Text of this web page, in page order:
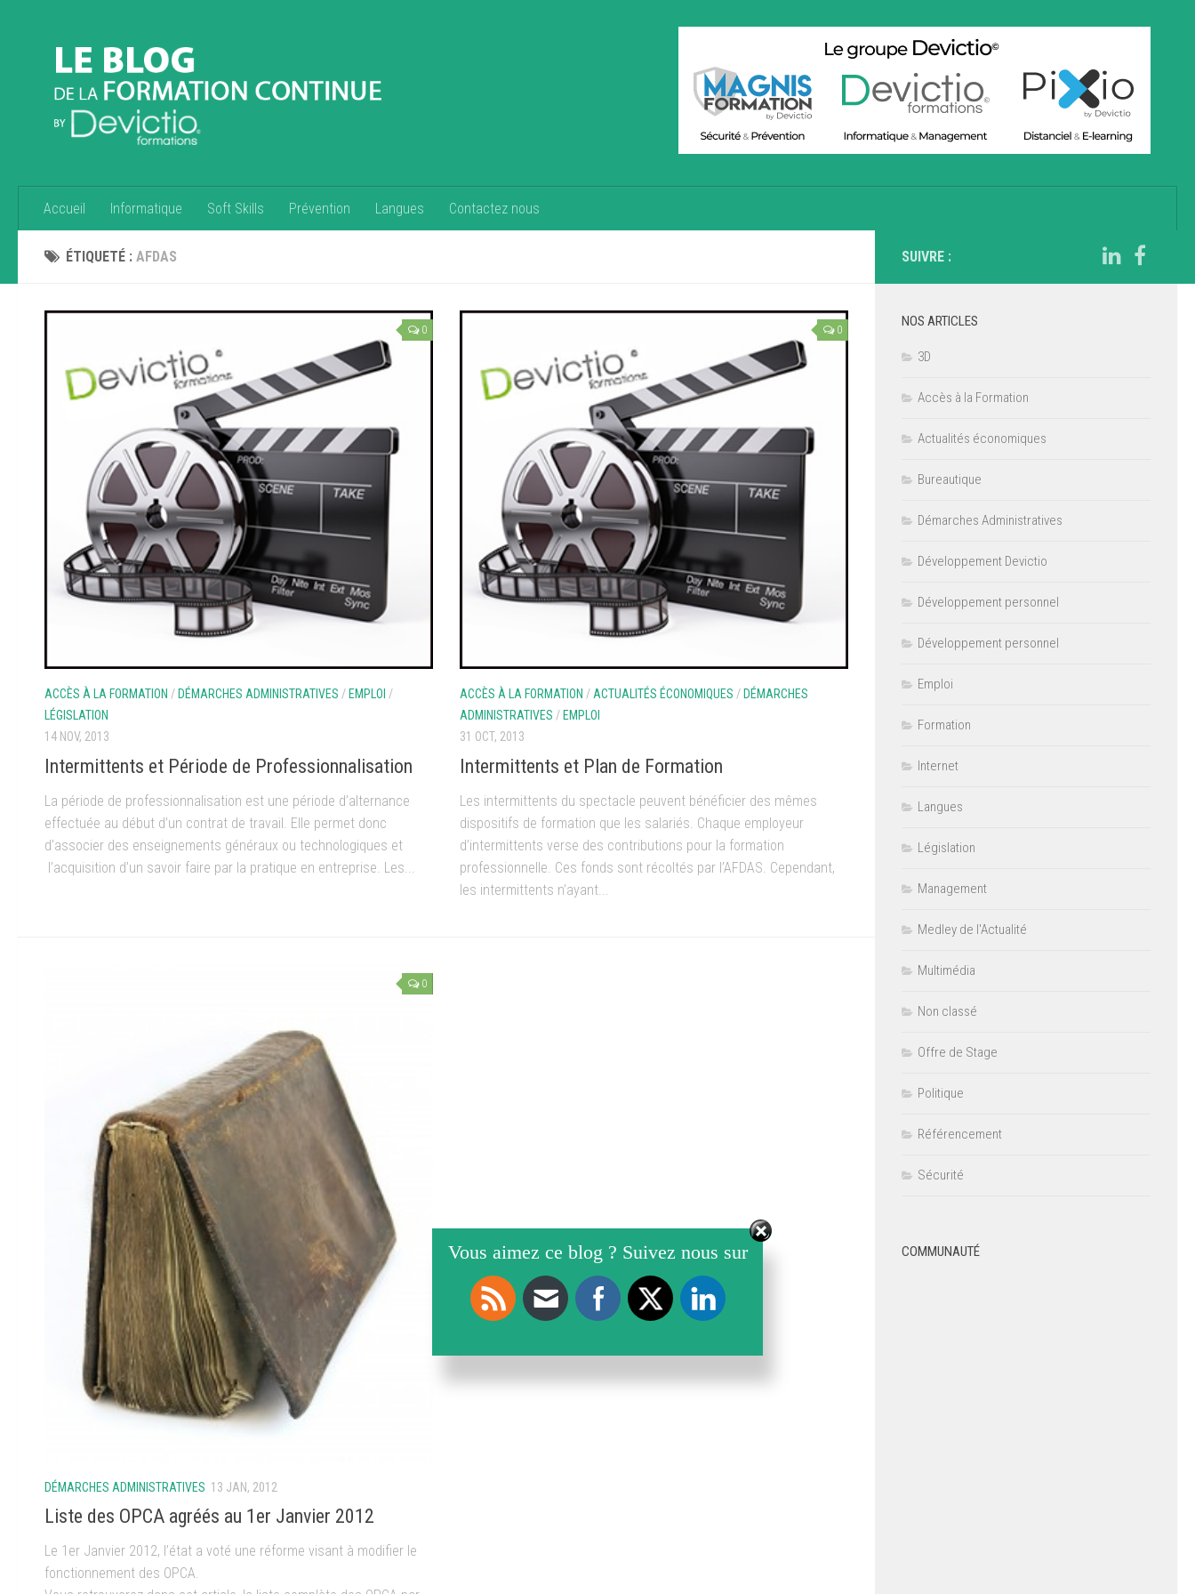
Accueil Informatique Soft Skills Prévention Langues Contactez nous
ÉTIQUETÉ : AFDAS
0
ACCÈS À LA FORMATION / DÉMARCHES ADMINISTRATIVES / EMPLOI /
LÉGISLATION
14 NOV, 2013
Intermittents et Période de Professionnalisation
La période de professionnalisation est une période d’alternance
effectuée au début d’un contrat de travail. Elle permet donc
d’associer des enseignements généraux ou technologiques et
l’acquisition d’un savoir faire par la pratique en entreprise. Les...
0
ACCÈS À LA FORMATION /ACTUALITÉS ÉCONOMIQUES / DÉMARCHES
ADMINISTRATIVES / EMPLOI
31 OCT, 2013
Intermittents et Plan de Formation
Les intermittents du spectacle peuvent bénéficier des mêmes
dispositifs de formation que les salariés. Chaque employeur
d’intermittents verse des contributions pour la formation
professionnelle. Ces fonds sont récoltés par l’AFDAS. Cependant,
les intermittents n’ayant...
0
DÉMARCHES ADMINISTRATIVES 13 JAN, 2012
Liste des OPCA agréés au 1er Janvier 2012
Le 1er Janvier 2012, l’état a voté une réforme visant à modifier le
fonctionnement des OPCA.
SUIVRE :
NOS ARTICLES
3D
Accès à la Formation
Actualités économiques
Bureautique
Démarches Administratives
Développement Devictio
Développement personnel
Développement personnel
Emploi
Formation
Internet
Langues
Législation
Management
Medley de l'Actualité
Multimédia
Non classé
Offre de Stage
Politique
Référencement
Sécurité
COMMUNAUTÉ
Vous aimez ce blog ? Suivez nous sur